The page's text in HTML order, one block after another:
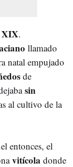
XIX.
llamado
natal empujado
de
sin
al cultivo de la
entonces, el
vitícola donde